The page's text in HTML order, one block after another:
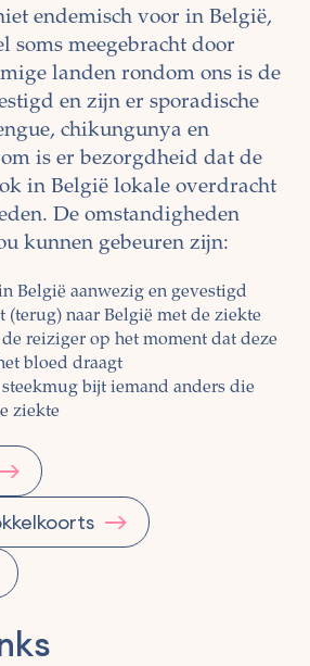
endemisch voor in België,
soms meegebracht door
landen rondom ons is de
en zijn er sporadische
chikungunya en
is er bezorgdheid dat de
in België lokale overdracht
De omstandigheden
kunnen gebeuren zijn:
België aanwezig en gevestigd
(terug) naar België met de ziekte
reiziger op het moment dat deze
bloed draagt
bijt iemand anders die
ziekte